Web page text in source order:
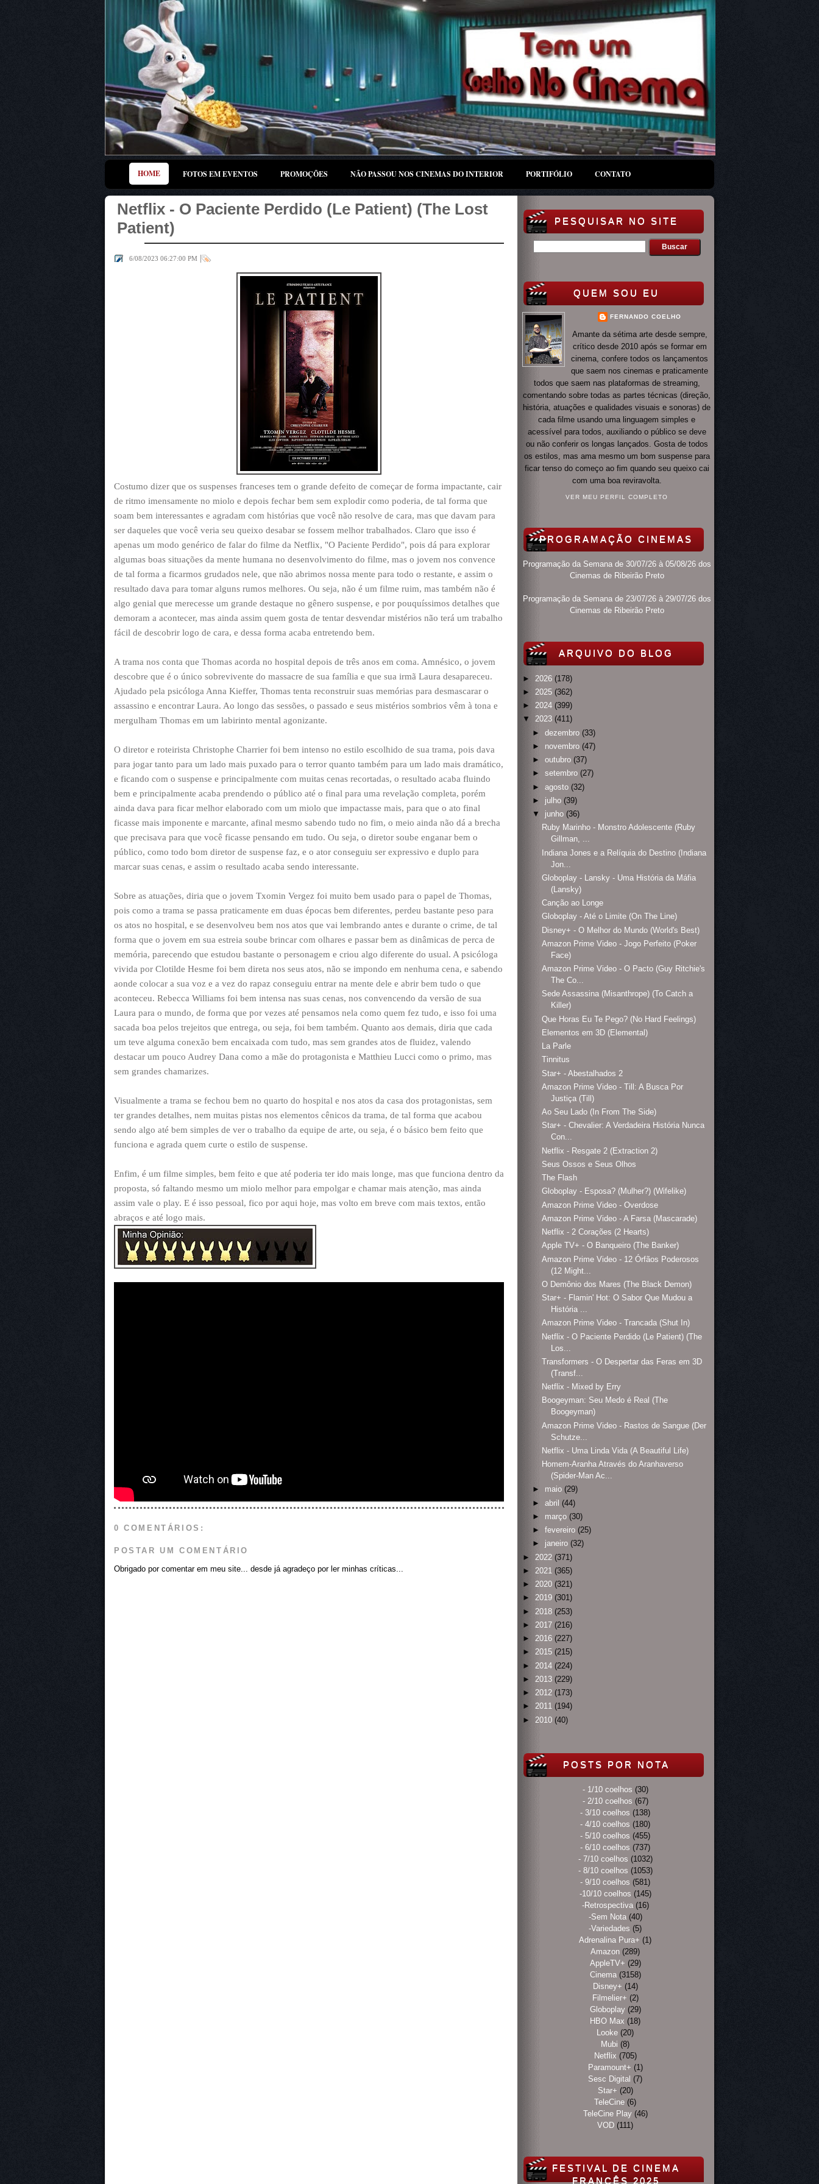
HOME FOTOS EM EVENTOS PROMOÇÕES NÃO PASSOU NOS CINEMAS DO INTERIOR PORTIFÓLIO CONTATO
Netflix - O Paciente Perdido (Le Patient) (The Lost
Patient)
6/08/2023 06:27:00 PM |
Costumo dizer que os suspenses franceses tem o grande defeito de começar de forma impactante, cair
de ritmo imensamente no miolo e depois fechar bem sem explodir como poderia, de tal forma que
soam bem interessantes e agradam com histórias que você não resolve de cara, mas que davam para
ser daqueles que você veria seu queixo desabar se fossem melhor trabalhados. Claro que isso é
apenas um modo genérico de falar do filme da Netflix, "O Paciente Perdido", pois dá para explorar
algumas boas situações da mente humana no desenvolvimento do filme, mas o jovem nos convence
de tal forma a ficarmos grudados nele, que não abrimos nossa mente para todo o restante, e assim o
resultado dava para tomar alguns rumos melhores. Ou seja, não é um filme ruim, mas também não é
algo genial que merecesse um grande destaque no gênero suspense, e por pouquíssimos detalhes que
demoram a acontecer, mas ainda assim quem gosta de tentar desvendar mistérios não terá um trabalho
fácil de descobrir logo de cara, e dessa forma acaba entretendo bem.
A trama nos conta que Thomas acorda no hospital depois de três anos em coma. Amnésico, o jovem
descobre que é o único sobrevivente do massacre de sua família e que sua irmã Laura desapareceu.
Ajudado pela psicóloga Anna Kieffer, Thomas tenta reconstruir suas memórias para desmascarar o
assassino e encontrar Laura. Ao longo das sessões, o passado e seus mistérios sombrios vêm à tona e
mergulham Thomas em um labirinto mental agonizante.
O diretor e roteirista Christophe Charrier foi bem intenso no estilo escolhido de sua trama, pois dava
para jogar tanto para um lado mais puxado para o terror quanto também para um lado mais dramático,
e ficando com o suspense e principalmente com muitas cenas recortadas, o resultado acaba fluindo
bem e principalmente acaba prendendo o público até o final para uma revelação completa, porém
ainda dava para ficar melhor elaborado com um miolo que impactasse mais, para que o ato final
ficasse mais imponente e marcante, afinal mesmo sabendo tudo no fim, o meio ainda não dá a brecha
que precisava para que você ficasse pensando em tudo. Ou seja, o diretor soube enganar bem o
público, como todo bom diretor de suspense faz, e o ator conseguiu ser expressivo e duplo para
marcar suas cenas, e assim o resultado acaba sendo interessante.
Sobre as atuações, diria que o jovem Txomin Vergez foi muito bem usado para o papel de Thomas,
pois como a trama se passa praticamente em duas épocas bem diferentes, perdeu bastante peso para
os atos no hospital, e se desenvolveu bem nos atos que vai lembrando antes e durante o crime, de tal
forma que o jovem em sua estreia soube brincar com olhares e passar bem as dinâmicas de perca de
memória, parecendo que estudou bastante o personagem e criou algo diferente do usual. A psicóloga
vivida por Clotilde Hesme foi bem direta nos seus atos, não se impondo em nenhuma cena, e sabendo
aonde colocar a sua voz e a vez do rapaz conseguiu entrar na mente dele e abrir bem tudo o que
aconteceu. Rebecca Williams foi bem intensa nas suas cenas, nos convencendo da versão de sua
Laura para o mundo, de forma que por vezes até pensamos nela como quem fez tudo, e isso foi uma
sacada boa pelos trejeitos que entrega, ou seja, foi bem também. Quanto aos demais, diria que cada
um teve alguma conexão bem encaixada com tudo, mas sem grandes atos de fluidez, valendo
destacar um pouco Audrey Dana como a mãe do protagonista e Matthieu Lucci como o primo, mas
sem grandes chamarizes.
Visualmente a trama se fechou bem no quarto do hospital e nos atos da casa dos protagonistas, sem
ter grandes detalhes, nem muitas pistas nos elementos cênicos da trama, de tal forma que acabou
sendo algo até bem simples de ver o trabalho da equipe de arte, ou seja, é o básico bem feito que
funciona e agrada quem curte o estilo de suspense.
Enfim, é um filme simples, bem feito e que até poderia ter ido mais longe, mas que funciona dentro da
proposta, só faltando mesmo um miolo melhor para empolgar e chamar mais atenção, mas ainda
assim vale o play. E é isso pessoal, fico por aqui hoje, mas volto em breve com mais textos, então
abraços e até logo mais.
0 COMENTÁRIOS:
POSTAR UM COMENTÁRIO
Obrigado por comentar em meu site... desde já agradeço por ler minhas críticas...
PESQUISAR NO SITE
QUEM SOU EU
FERNANDO COELHO
Amante da sétima arte desde sempre,
crítico desde 2010 após se formar em
cinema, confere todos os lançamentos
que saem nos cinemas e praticamente
todos que saem nas plataformas de streaming,
comentando sobre todas as partes técnicas (direção,
história, atuações e qualidades visuais e sonoras) de
cada filme usando uma linguagem simples e
acessível para todos, auxiliando o público se deve
ou não conferir os longas lançados. Gosta de todos
os estilos, mas ama mesmo um bom suspense para
ficar tenso do começo ao fim quando seu queixo cai
com uma boa reviravolta.
VER MEU PERFIL COMPLETO
PROGRAMAÇÃO CINEMAS
Programação da Semana de 30/07/26 à 05/08/26 dos
Cinemas de Ribeirão Preto
Programação da Semana de 23/07/26 à 29/07/26 dos
Cinemas de Ribeirão Preto
ARQUIVO DO BLOG
► 2026 (178)
► 2025 (362)
► 2024 (399)
▼
2023 (411)
► dezembro (33)
► novembro (47)
► outubro (37)
► setembro (27)
► agosto (32)
► julho (39)
▼
junho (36)
Ruby Marinho - Monstro Adolescente (Ruby
Gillman, ...
Indiana Jones e a Relíquia do Destino (Indiana
Jon...
Globoplay - Lansky - Uma História da Máfia
(Lansky)
Canção ao Longe
Globoplay - Até o Limite (On The Line)
Disney+ - O Melhor do Mundo (World's Best)
Amazon Prime Video - Jogo Perfeito (Poker
Face)
Amazon Prime Video - O Pacto (Guy Ritchie's
The Co...
Sede Assassina (Misanthrope) (To Catch a
Killer)
Que Horas Eu Te Pego? (No Hard Feelings)
Elementos em 3D (Elemental)
La Parle
Tinnitus
Star+ - Abestalhados 2
Amazon Prime Video - Till: A Busca Por
Justiça (Till)
Ao Seu Lado (In From The Side)
Star+ - Chevalier: A Verdadeira História Nunca
Con...
Netflix - Resgate 2 (Extraction 2)
Seus Ossos e Seus Olhos
The Flash
Globoplay - Esposa? (Mulher?) (Wifelike)
Amazon Prime Video - Overdose
Amazon Prime Video - A Farsa (Mascarade)
Netflix - 2 Corações (2 Hearts)
Apple TV+ - O Banqueiro (The Banker)
Amazon Prime Video - 12 Órfãos Poderosos
(12 Might...
O Demônio dos Mares (The Black Demon)
Star+ - Flamin' Hot: O Sabor Que Mudou a
História ...
Amazon Prime Video - Trancada (Shut In)
Netflix - O Paciente Perdido (Le Patient) (The
Los...
Transformers - O Despertar das Feras em 3D
(Transf...
Netflix - Mixed by Erry
Boogeyman: Seu Medo é Real (The
Boogeyman)
Amazon Prime Video - Rastos de Sangue (Der
Schutze...
Netflix - Uma Linda Vida (A Beautiful Life)
Homem-Aranha Através do Aranhaverso
(Spider-Man Ac...
► maio (29)
► abril (44)
► março (30)
► fevereiro (25)
► janeiro (32)
► 2022 (371)
► 2021 (365)
► 2020 (321)
► 2019 (301)
► 2018 (253)
► 2017 (216)
► 2016 (227)
► 2015 (215)
► 2014 (224)
► 2013 (229)
► 2012 (173)
► 2011 (194)
► 2010 (40)
POSTS POR NOTA
- 1/10 coelhos (30)
- 2/10 coelhos (67)
- 3/10 coelhos (138)
- 4/10 coelhos (180)
- 5/10 coelhos (455)
- 6/10 coelhos (737)
- 7/10 coelhos (1032)
- 8/10 coelhos (1053)
- 9/10 coelhos (581)
-10/10 coelhos (145)
-Retrospectiva (16)
-Sem Nota (40)
-Variedades (5)
Adrenalina Pura+ (1)
Amazon (289)
AppleTV+ (29)
Cinema (3158)
Disney+ (14)
Filmelier+ (2)
Globoplay (29)
HBO Max (18)
Looke (20)
Mubi (8)
Netflix (705)
Paramount+ (1)
Sesc Digital (7)
Star+ (20)
TeleCine (6)
TeleCine Play (46)
VOD (111)
FESTIVAL DE CINEMA
FRANCÊS 2025